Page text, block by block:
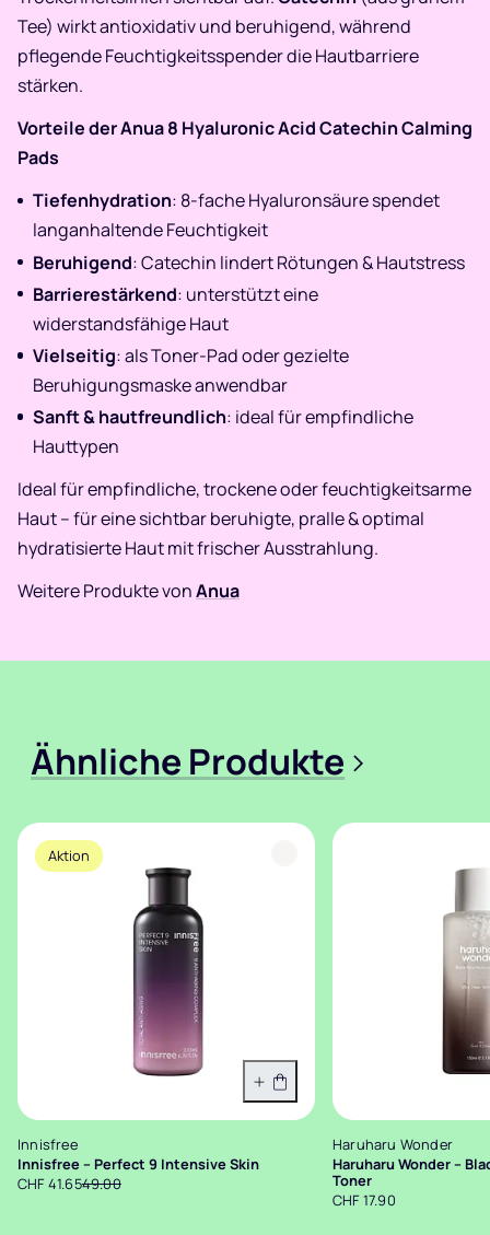
Tee) wirkt antioxidativ und beruhigend, während
pflegende Feuchtigkeitsspender die Hautbarriere
stärken.
Vorteile der Anua 8 Hyaluronic Acid Catechin Calming
Pads
Tiefenhydration: 8-fache Hyaluronsäure spendet
langanhaltende Feuchtigkeit
Beruhigend: Catechin lindert Rötungen & Hautstress
Barrierestärkend: unterstützt eine
widerstandsfähige Haut
Vielseitig: als Toner-Pad oder gezielte
Beruhigungsmaske anwendbar
Sanft & hautfreundlich: ideal für empfindliche
Hauttypen
Ideal für empfindliche, trockene oder feuchtigkeitsarme
Haut – für eine sichtbar beruhigte, pralle & optimal
hydratisierte Haut mit frischer Ausstrahlung.
Weitere Produkte vonAnua
Ähnliche Produkte >
Aktion
In den Warenkorb
Innisfree
Innisfree – Perfect 9 Intensive Skin
CHF 41.6549.00
Haruharu Wonder
Haruharu Wonder –
Toner
CHF 17.90